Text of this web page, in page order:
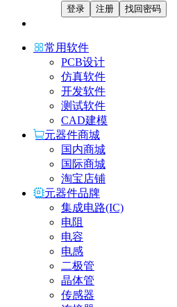
登录 注册 找回密码
常用软件
PCB设计
仿真软件
开发软件
测试软件
CAD建模
元器件商城
国内商城
国际商城
淘宝店铺
元器件品牌
集成电路(IC)
电阻
电容
电感
二极管
晶体管
传感器